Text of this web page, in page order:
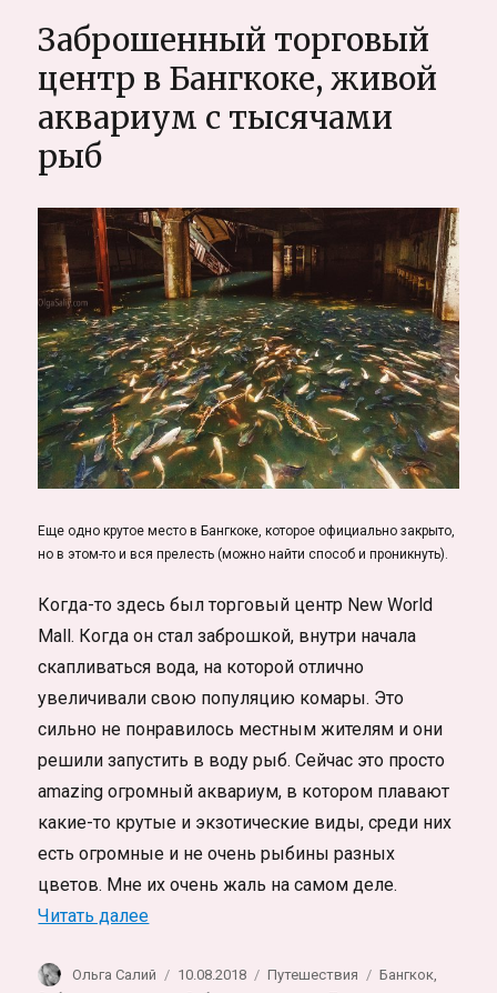
джунглях
Самуи,
Ламаи,
Таиланд
Заброшенный торговый
центр в Бангкоке, живой
аквариум с тысячами
рыб
Еще одно крутое место в Бангкоке, которое официально закрыто,
но в этом-то и вся прелесть (можно найти способ и проникнуть).
Когда-то здесь был торговый центр New World
Mall. Когда он стал заброшкой, внутри начала
скапливаться вода, на которой отлично
увеличивали свою популяцию комары. Это
сильно не понравилось местным жителям и они
решили запустить в воду рыб. Сейчас это просто
amazing огромный аквариум, в котором плавают
какие-то крутые и экзотические виды, среди них
есть огромные и не очень рыбины разных
цветов. Мне их очень жаль на самом деле.
Читать далее«Заброшенный торговый центр в
Автор
Ольга Салий Опубликовано
10.08.2018 Рубрики
Путешествия Метки
Бангкок